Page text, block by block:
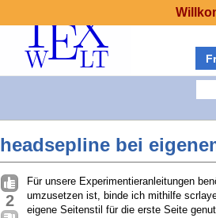
headsepline bei
2
Für unsere Experimentieranleitungen
umzusetzen ist, binde ich mithilfe
eigene Seitenstil für die erste Seite